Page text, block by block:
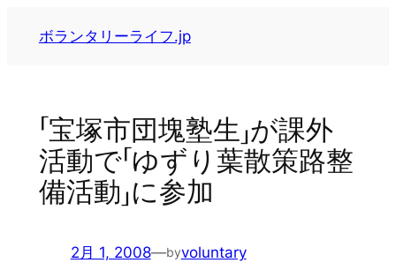
ボランタリーライフ.jp
「宝塚市団塊塾生」が課外
活動で「ゆずり葉散策路整
備活動」に参加
2月 1, 2008—byvoluntary